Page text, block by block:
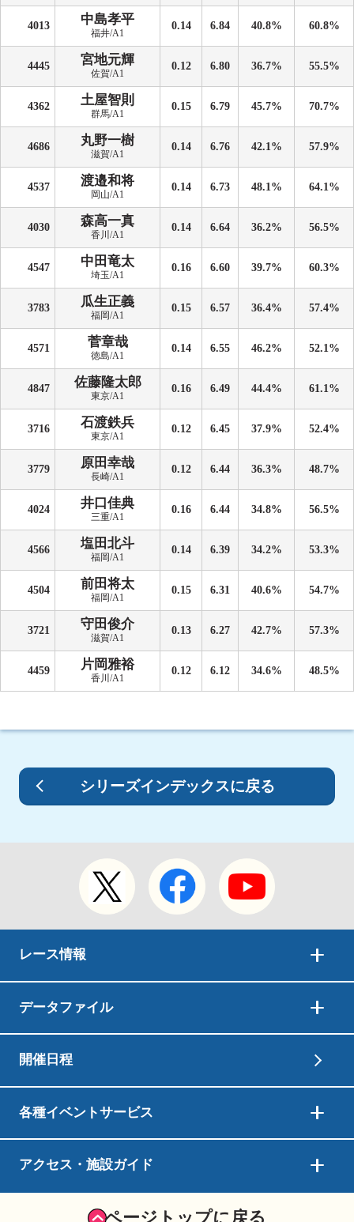
4013 中島孝平
福井/A1
0.14 6.84 40.8% 60.8%
4445 宮地元輝
佐賀/A1
0.12 6.80 36.7% 55.5%
4362 土屋智則
群馬/A1
0.15 6.79 45.7% 70.7%
4686 丸野一樹
滋賀/A1
0.14 6.76 42.1% 57.9%
4537 渡邉和将
岡山/A1
0.14 6.73 48.1% 64.1%
4030 森高一真
香川/A1
0.14 6.64 36.2% 56.5%
4547 中田竜太
埼玉/A1
0.16 6.60 39.7% 60.3%
3783 瓜生正義
福岡/A1
0.15 6.57 36.4% 57.4%
4571 菅章哉
徳島/A1
0.14 6.55 46.2% 52.1%
4847 佐藤隆太郎
東京/A1
0.16 6.49 44.4% 61.1%
3716 石渡鉄兵
東京/A1
0.12 6.45 37.9% 52.4%
3779 原田幸哉
長崎/A1
0.12 6.44 36.3% 48.7%
4024 井口佳典
三重/A1
0.16 6.44 34.8% 56.5%
4566 塩田北斗
福岡/A1
0.14 6.39 34.2% 53.3%
4504 前田将太
福岡/A1
0.15 6.31 40.6% 54.7%
3721 守田俊介
滋賀/A1
0.13 6.27 42.7% 57.3%
4459 片岡雅裕
香川/A1
0.12 6.12 34.6% 48.5%
シリーズインデックスに戻る
レース情報
データファイル
開催日程
各種イベントサービス
アクセス・施設ガイド
ページトップに戻る